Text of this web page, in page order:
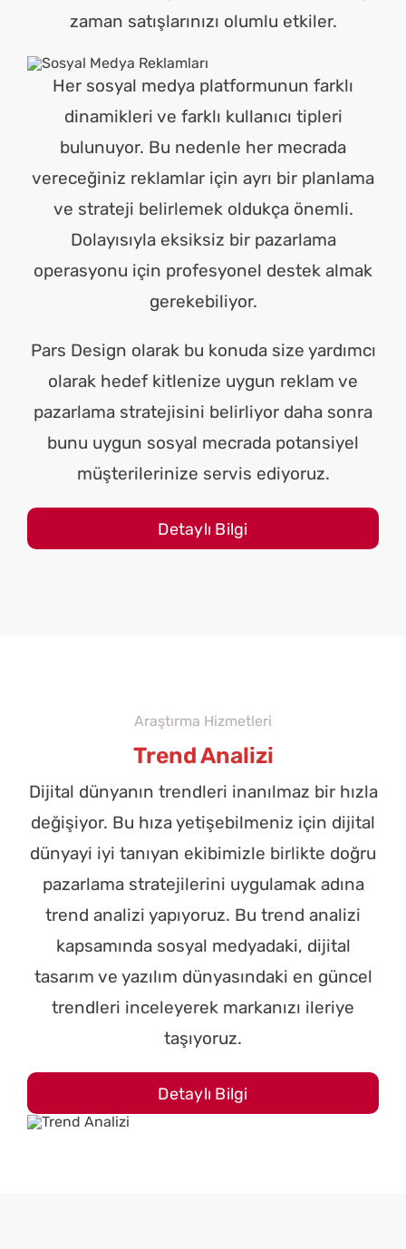
zaman satışlarınızı olumlu etkiler.
Her sosyal medya platformunun farklı
dinamikleri ve farklı kullanıcı tipleri
bulunuyor. Bu nedenle her mecrada
vereceğiniz reklamlar için ayrı bir planlama
ve strateji belirlemek oldukça önemli.
Dolayısıyla eksiksiz bir pazarlama
operasyonu için profesyonel destek almak
gerekebiliyor.
Pars Design olarak bu konuda size yardımcı
olarak hedef kitlenize uygun reklam ve
pazarlama stratejisini belirliyor daha sonra
bunu uygun sosyal mecrada potansiyel
müşterilerinize servis ediyoruz.
Detaylı Bilgi
Araştırma Hizmetleri
Trend Analizi
Dijital dünyanın trendleri inanılmaz bir hızla
değişiyor. Bu hıza yetişebilmeniz için dijital
dünyayi iyi tanıyan ekibimizle birlikte doğru
pazarlama stratejilerini uygulamak adına
trend analizi yapıyoruz. Bu trend analizi
kapsamında sosyal medyadaki, dijital
tasarım ve yazılım dünyasındaki en güncel
trendleri inceleyerek markanızı ileriye
taşıyoruz.
Detaylı Bilgi